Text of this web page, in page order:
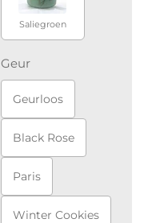
Saliegroen
Geur
Geurloos
Black Rose
Paris
Winter Cookies